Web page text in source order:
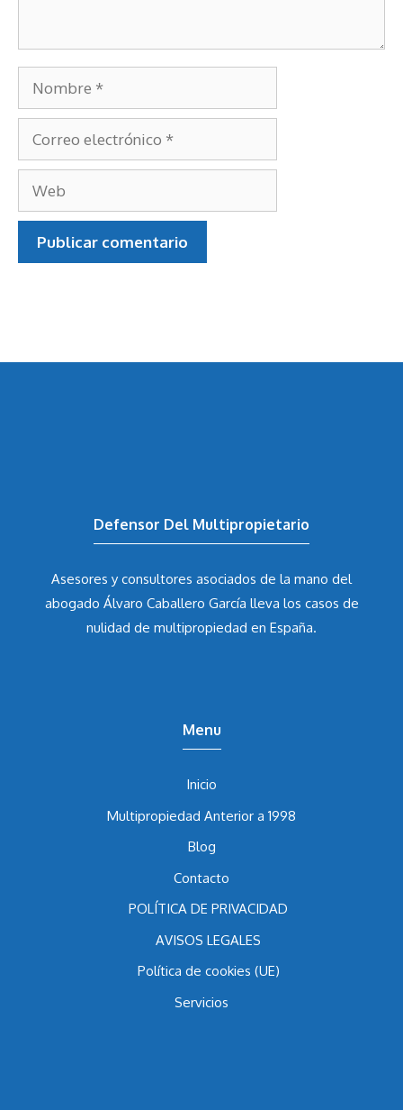
Nombre
Correo
electrónico
Web
Asesores y consultores asociados de la mano del
abogado Álvaro Caballero Garcíalleva los casos de
Inicio
Multipropiedad Anterior a 1998
Blog
Contacto
POLÍTICA DE PRIVACIDAD
AVISOS LEGALES
Política de cookies (UE)